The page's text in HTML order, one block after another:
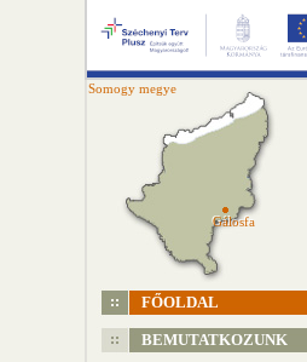
Somogy megye
Gálosfa
Gálosfa
FŐOLDAL
BEMUTATKOZUNK